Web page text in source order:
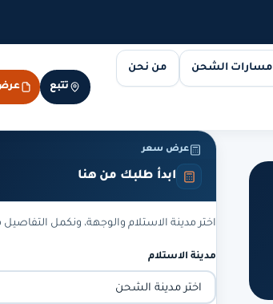
مسارات الشحن من نحن
تتبع
عرض سعر
ابدأ طلبك من هنا
اختر مدينة الاستلام والوجهة، ونكمل
مدينة الاستلام